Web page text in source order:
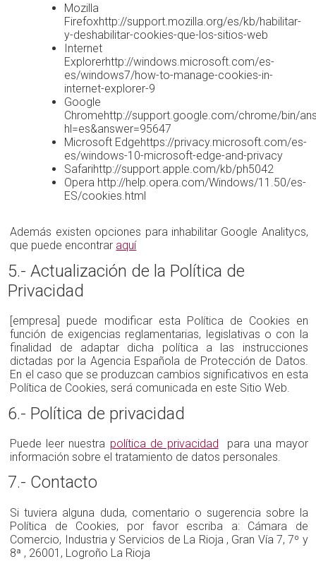
Mozilla
Firefoxhttp://support.mozilla.org/es/kb/habilitar-
y-deshabilitar-cookies-que-los-sitios-web
Internet
Explorerhttp://windows.microsoft.com/es-
es/windows7/how-to-manage-cookies-in-
internet-explorer-9
Google
Chromehttp://support.google.com/chrome/bin/
hl=es&answer=95647
Microsoft Edgehttps://privacy.microsoft.com/es-
es/windows-10-microsoft-edge-and-privacy
Safarihttp://support.apple.com/kb/ph5042
Opera http://help.opera.com/Windows/11.50/es-
ES/cookies.html
Además existen opciones para inhabilitar Google Analitycs,
que puede encontrar aquí
5.- Actualización de la Política de
Privacidad
[empresa] puede modificar esta Política de Cookies en
función de exigencias reglamentarias, legislativas o con la
finalidad de adaptar dicha política a las instrucciones
dictadas por la Agencia Española de Protección de Datos.
En el caso que se produzcan cambios significativos en esta
Política de Cookies, será comunicada en este Sitio Web.
6.- Política de privacidad
Puede leer nuestra política de privacidad para una mayor
información sobre el tratamiento de datos personales.
7.- Contacto
Si tuviera alguna duda, comentario o sugerencia sobre la
Política de Cookies, por favor escriba a: Cámara de
Comercio, Industria y Servicios de La Rioja , Gran Vía 7, 7º y
8ª , 26001, Logroño La Rioja